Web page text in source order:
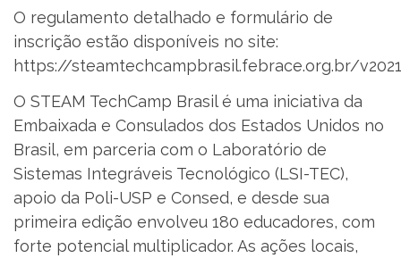
O regulamento detalhado e formulário de
inscrição estão disponíveis no site:
https://steamtechcampbrasil.febrace.org.br/
O STEAM TechCamp Brasil é uma iniciativa da
Embaixada e Consulados dos Estados Unidos no
Brasil, em parceria com o Laboratório de
Sistemas Integráveis Tecnológico (LSI-TEC),
apoio da Poli-USP e Consed, e desde sua
primeira edição envolveu 180 educadores, com
forte potencial multiplicador. As ações locais,